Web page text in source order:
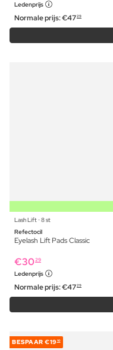
Ledenprijs
Normale prijs:€4729
Lash Lift ⋅ 8 st
Refectocil
Eyelash Lift Pads Classic
€3029
Ledenprijs
Normale prijs:€4729
BESPAAR €19 10